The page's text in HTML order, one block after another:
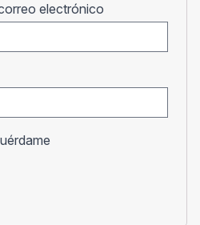
electrónico